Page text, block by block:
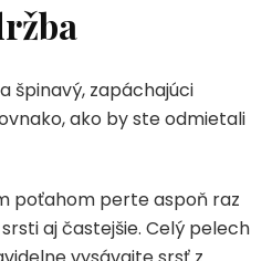
špinavý, zapáchajúci
ako by ste odmietali
poťahom perte aspoň raz
aj častejšie. Celý pelech